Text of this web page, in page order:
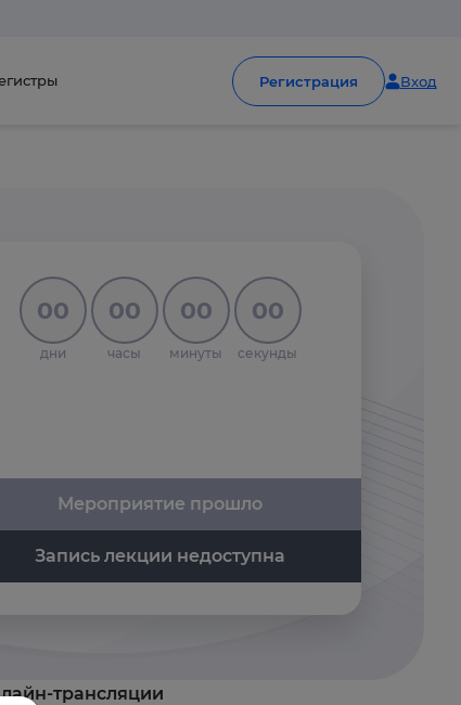
Регистрация Вход
00
дни
00
часы
00
минуты
00
секунды
Мероприятие прошло
Запись лекции недоступна
трансляции